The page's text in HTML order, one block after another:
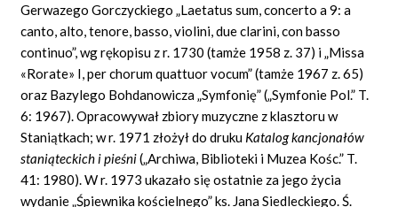
Gerwazego Gorczyckiego „Laetatus sum, concerto a 9: a
canto, alto, tenore, basso, violini, due clarini, con basso
continuo”, wg rękopisu z r. 1730 (tamże 1958 z. 37) i „Missa
«Rorate» I, per chorum quattuor vocum” (tamże 1967 z. 65)
oraz Bazylego Bohdanowicza „Symfonię” („Symfonie Pol.” T.
6: 1967). Opracowywał zbiory muzyczne z klasztoru w
Staniątkach; w r. 1971 złożył do druku Katalog kancjonałów
staniąteckich i pieśni(„Archiwa, Biblioteki i Muzea Kośc.” T.
41: 1980). W r. 1973 ukazało się ostatnie za jego życia
wydanie „Śpiewnika kościelnego” ks. Jana Siedleckiego. Ś.